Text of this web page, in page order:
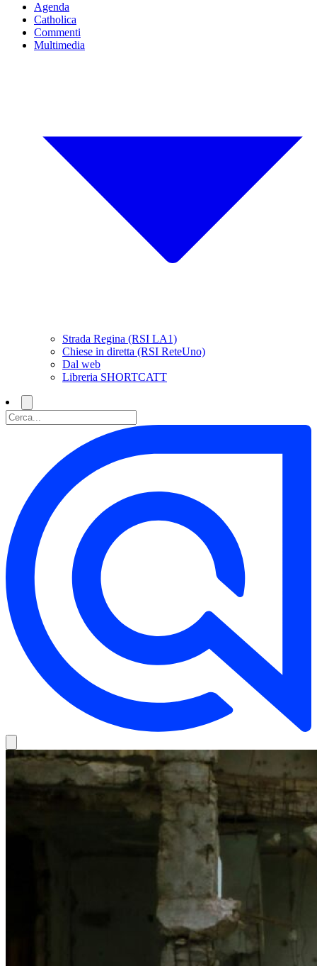
Agenda
Catholica
Commenti
Multimedia
Strada Regina (RSI LA1)
Chiese in diretta (RSI ReteUno)
Dal web
Libreria SHORTCATT